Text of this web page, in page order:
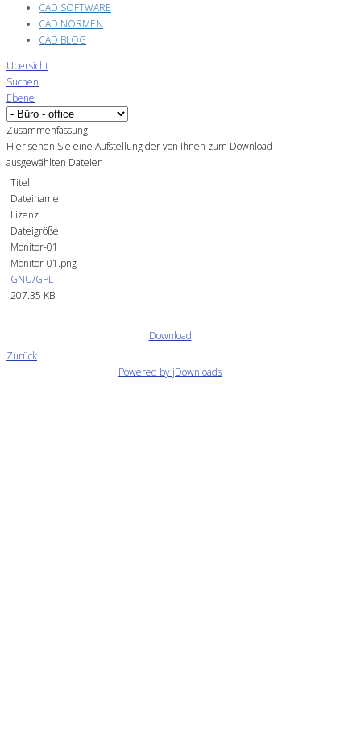
CAD SOFTWARE
CAD NORMEN
CAD BLOG
Übersicht
Suchen
Ebene
Zusammenfassung
Hier sehen Sie eine Aufstellung der von Ihnen zum Download
ausgewählten Dateien
Titel
Dateiname
Lizenz
Dateigröße
Monitor-01
Monitor-01.png
GNU/GPL
207.35 KB
Download
Zurück
Powered by jDownloads